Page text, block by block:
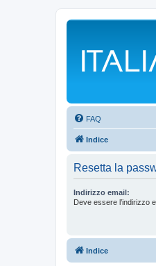
FAQ
Indice
Resetta la
Indirizzo email:
Deve essere l’indirizzo
Indice